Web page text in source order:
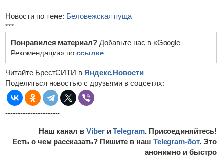
Новости по теме: Беловежская пуща
***
Понравился материал? Добавьте нас в «Google
Рекомендации» по ссылке.
Читайте БрестСИТИ в Яндекс.Новости
Поделиться новостью с друзьями в соцсетях:
----------------------
Наш канал в Viber и Telegram. Присоединяйтесь!
Есть о чем рассказать? Пишите в наш Telegram-бот. Это
анонимно и быстро